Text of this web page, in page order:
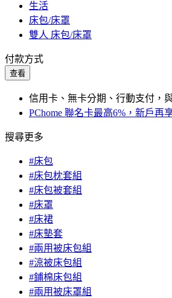
生活
床包/床罩
雙人 床包/床罩
付款方式
查看
信用卡、無卡分期、行動支付，
PChome 聯名卡最高6%，新戶再
搜尋更多
#床包
#床包枕套組
#床包被套組
#床罩
#床裙
#床墊套
#兩用被床包組
#涼被床包組
#鋪棉床包組
#兩用被床罩組